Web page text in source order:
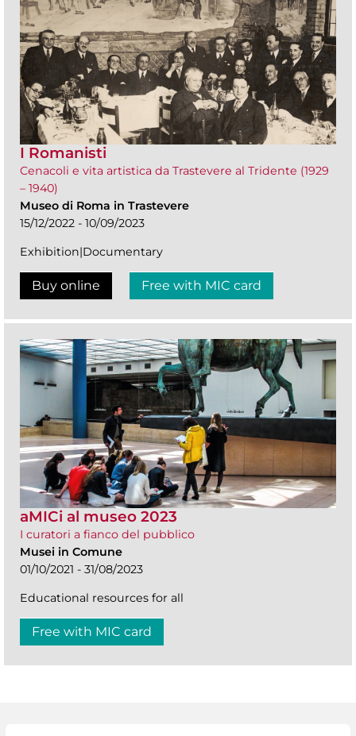
I Romanisti
Cenacoli e vita artistica da Trastevere al Tridente (1929
– 1940)
Museo di Roma in Trastevere
15/12/2022 - 10/09/2023
Exhibition|Documentary
Buy online Free with MIC card
aMICi al museo 2023
I curatori a fianco del pubblico
Musei in Comune
01/10/2021 - 31/08/2023
Educational resources for all
Free with MIC card